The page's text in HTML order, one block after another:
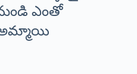
ఎంతో
అమ్మాయి